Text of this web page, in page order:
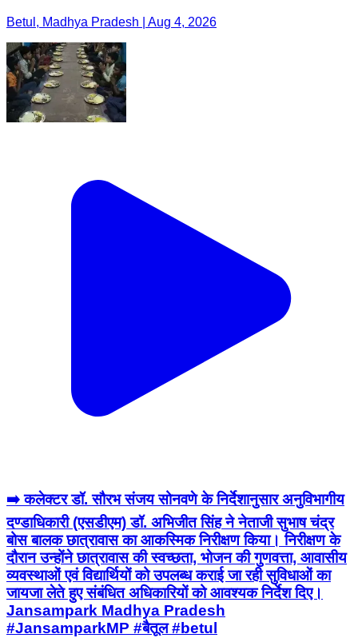
Betul, Madhya Pradesh | Aug 4, 2026
➡️ कलेक्टर डॉ. सौरभ संजय सोनवणे के निर्देशानुसार अनुविभागीय
दण्डाधिकारी (एसडीएम) डॉ. अभिजीत सिंह ने नेताजी सुभाष चंद्र
बोस बालक छात्रावास का आकस्मिक निरीक्षण किया। निरीक्षण के
दौरान उन्होंने छात्रावास की स्वच्छता, भोजन की गुणवत्ता, आवासीय
व्यवस्थाओं एवं विद्यार्थियों को उपलब्ध कराई जा रही सुविधाओं का
जायजा लेते हुए संबंधित अधिकारियों को आवश्यक निर्देश दिए।
Jansampark Madhya Pradesh
#JansamparkMP #बैतूल #betul